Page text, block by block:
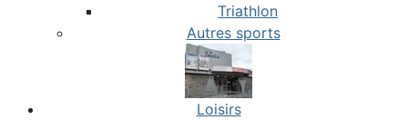
Triathlon
Autres sports
Loisirs